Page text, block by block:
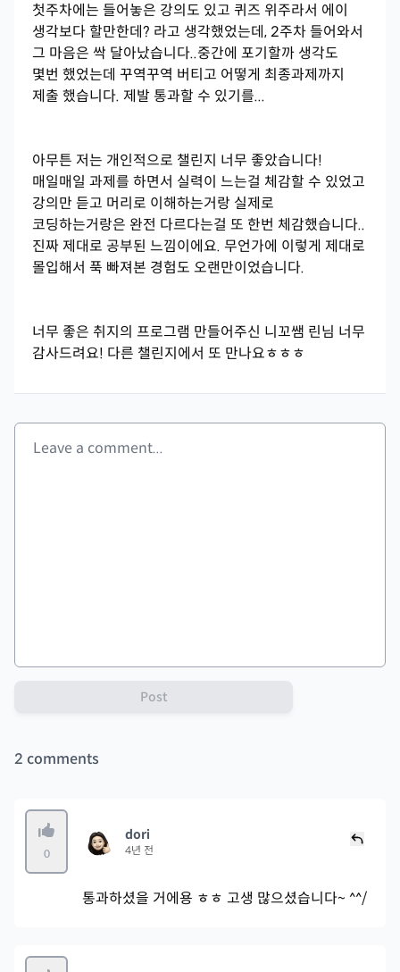
첫주차에는 들어놓은 강의도 있고 퀴즈 위주라서 에이
생각보다 할만한데? 라고 생각했었는데, 2주차 들어와서
그 마음은 싹 달아났습니다..중간에 포기할까 생각도
몇번 했었는데 꾸역꾸역 버티고 어떻게 최종과제까지
제출 했습니다. 제발 통과할 수 있기를...
아무튼 저는 개인적으로 챌린지 너무 좋았습니다!
매일매일 과제를 하면서 실력이 느는걸 체감할 수 있었고
강의만 듣고 머리로 이해하는거랑 실제로
코딩하는거랑은 완전 다르다는걸 또 한번 체감했습니다..
진짜 제대로 공부된 느낌이에요. 무언가에 이렇게 제대로
몰입해서 푹 빠져본 경험도 오랜만이었습니다.
너무 좋은 취지의 프로그램 만들어주신 니꼬쌤 린님 너무
감사드려요! 다른 챌린지에서 또 만나요ㅎㅎㅎ
Post
2 comments
0
dori
4년 전
통과하셨을 거에용 ㅎㅎ 고생 많으셨습니다~ ^^/